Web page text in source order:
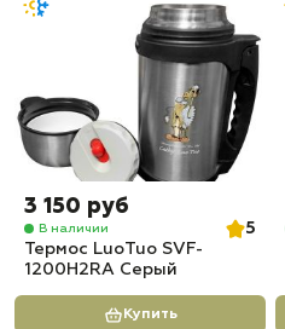
3 150 руб
В наличии
5
Термос LuoTuo SVF-
1200H2RA Серый
Купить